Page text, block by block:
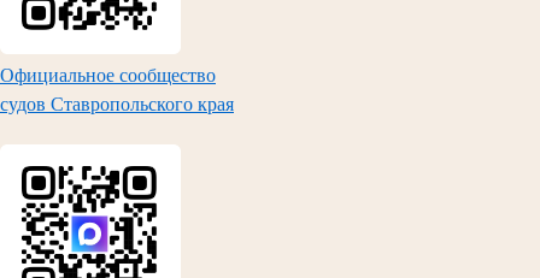
Официальное сообщество
судов Ставропольского края